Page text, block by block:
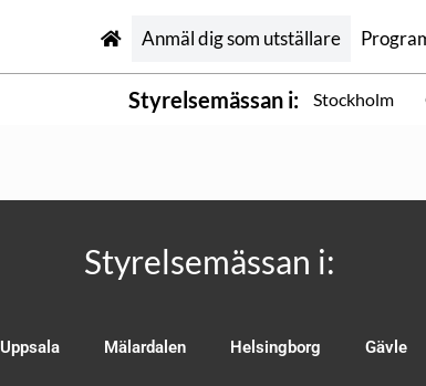
Anmäl dig som utställare
Styrelsemässan i: Stockholm
Styrelsemässan i:
Uppsala Mälardalen Helsingborg Gävle